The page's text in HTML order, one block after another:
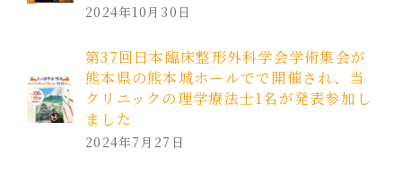
2024年10月30日
第37回日本臨床整形外科学会学術集会が
熊本県の熊本城ホールでで開催され、当
クリニックの理学療法士1名が発表参加し
ました
2024年7月27日